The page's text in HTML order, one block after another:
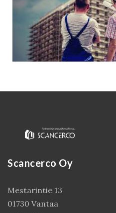
Scancerco Oy
Mestarintie 13
01730 Vantaa